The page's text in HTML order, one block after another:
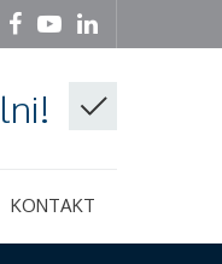
KONTAKT